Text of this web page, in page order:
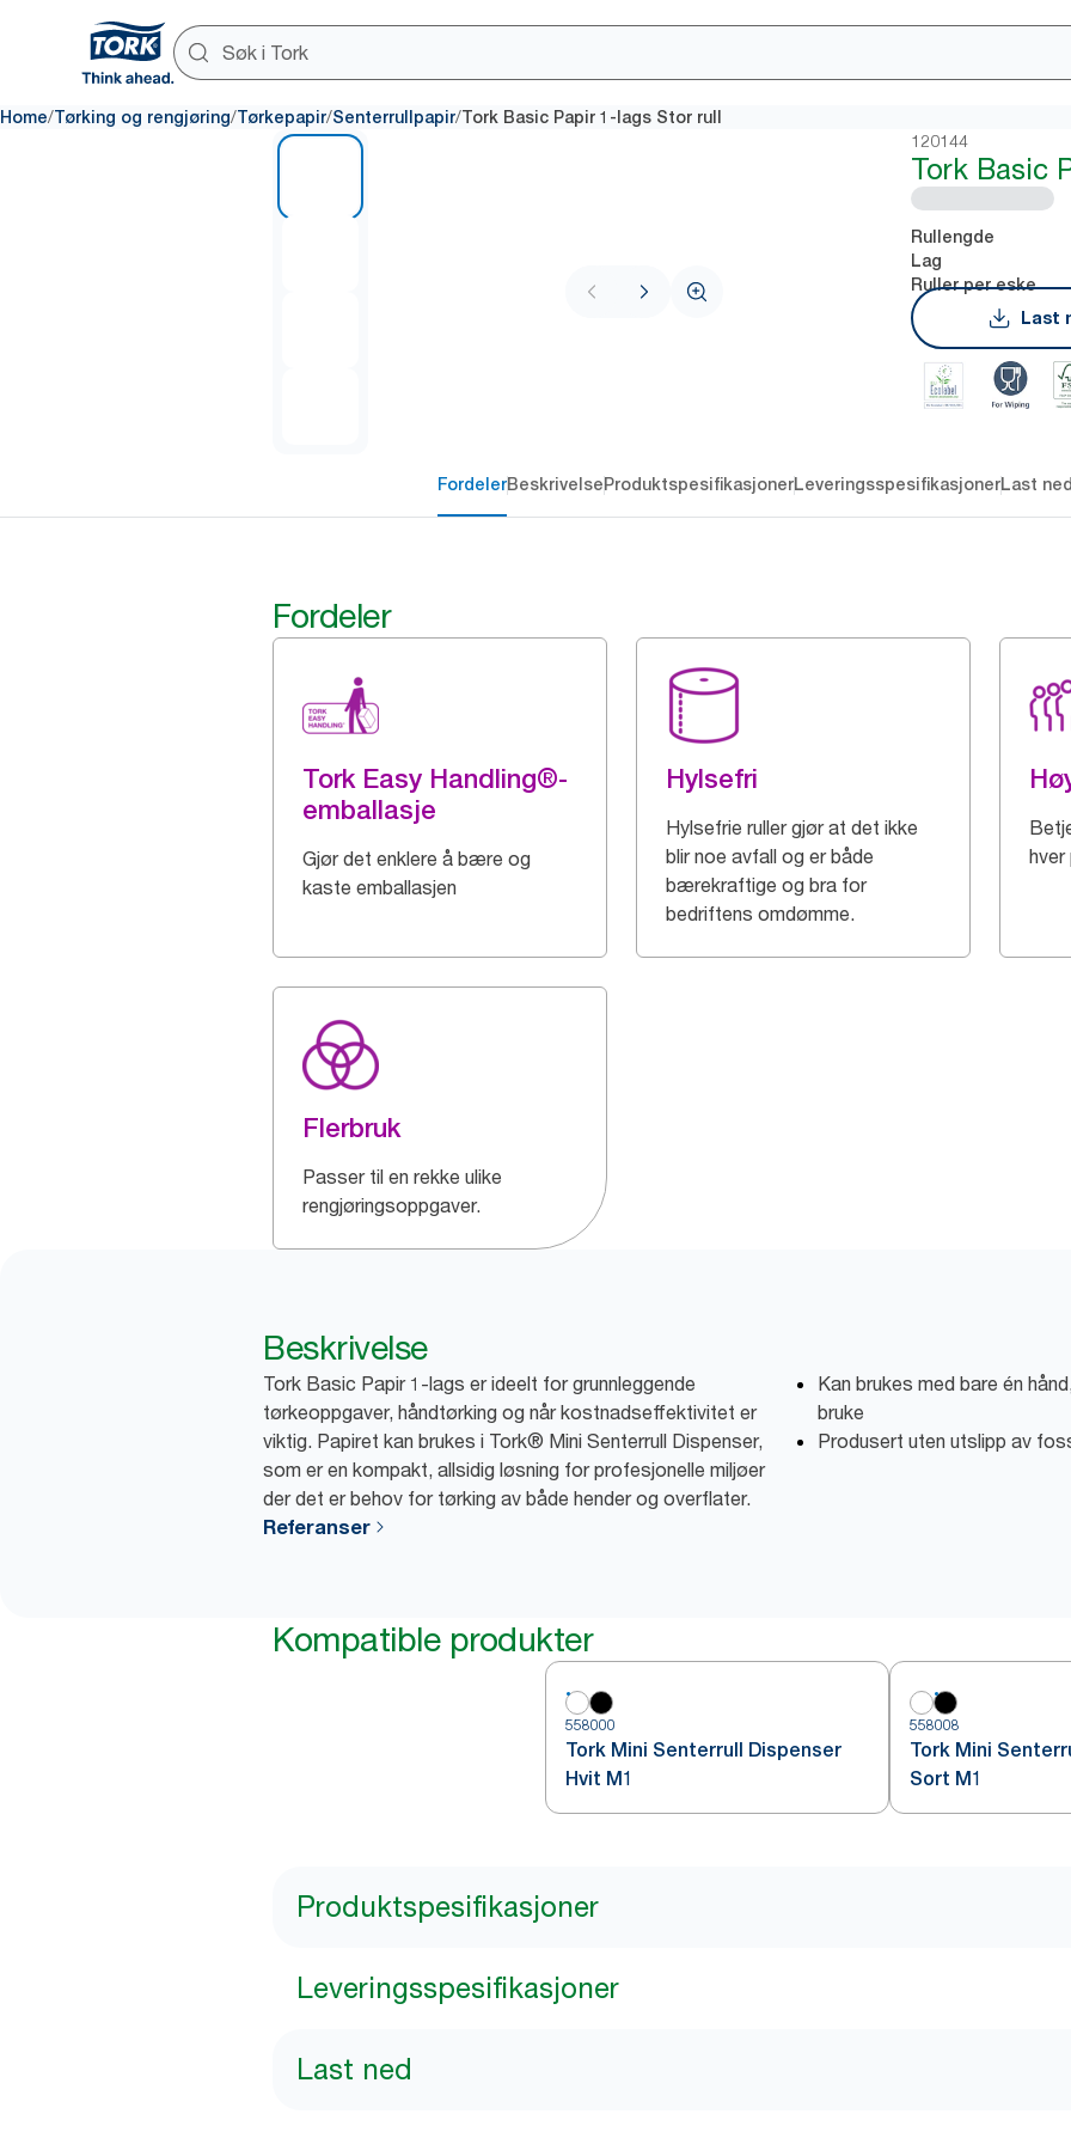
Home/Tørking og rengjøring/Tørkepapir/Senterrullpapir/Tork Basic Papir 1-lags Stor rull
120144
Tork Basic
Rullengde
Lag
Ruller per eske
Last
FordelerBeskrivelseProduktspesifikasjonerLeveringsspesifikasjonerLast ned
Fordeler
Tork Easy Handling®-
emballasje
Gjør det enklere å bære og
kaste emballasjen
Hylsefri
Hylsefrie ruller gjør at det ikke
blir noe avfall og er både
bærekraftige og bra for
bedriftens omdømme.
hver
Flerbruk
Passer til en rekke ulike
rengjøringsoppgaver.
Beskrivelse
Tork Basic Papir 1-lags er ideelt for grunnleggende
tørkeoppgaver, håndtørking og når kostnadseffektivitet er
viktig. Papiret kan brukes i Tork® Mini Senterrull Dispenser,
som er en kompakt, allsidig løsning for profesjonelle miljøer
der det er behov for tørking av både hender og overflater.
Referanser
Kan brukes med bare én
bruke
Produsert uten utslipp av
Kompatible produkter
558000
Tork Mini Senterrull Dispenser
Hvit M1
558008
Tork Mini
Sort M1
Produktspesifikasjoner
Leveringsspesifikasjoner
Last ned